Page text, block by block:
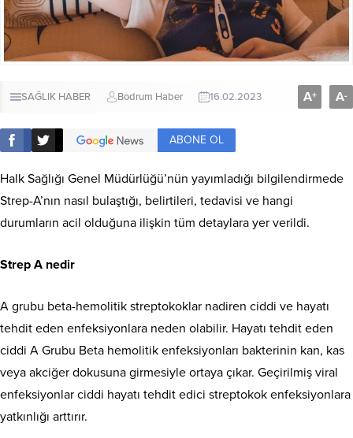
SAĞLIK HABER Bodrum Haber 16.02.2023 A+ A-
ABONE OL
Halk Sağlığı Genel Müdürlüğü’nün yayımladığı bilgilendirmede
Strep-A’nın nasıl bulaştığı, belirtileri, tedavisi ve hangi
durumların acil olduğuna ilişkin tüm detaylara yer verildi.
Strep A nedir
A grubu beta-hemolitik streptokoklar nadiren ciddi ve hayatı
tehdit eden enfeksiyonlara neden olabilir. Hayatı tehdit eden
ciddi A Grubu Beta hemolitik enfeksiyonları bakterinin kan, kas
veya akciğer dokusuna girmesiyle ortaya çıkar. Geçirilmiş viral
enfeksiyonlar ciddi hayatı tehdit edici streptokok enfeksiyonlara
yatkınlığı arttırır.